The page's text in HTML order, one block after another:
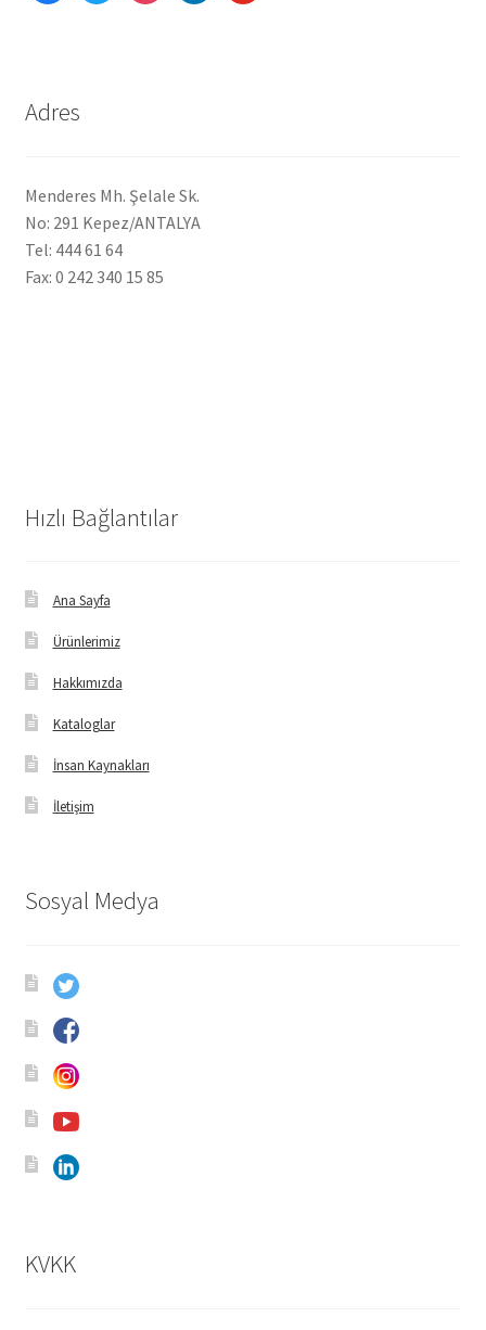
Adres
Menderes Mh. Şelale Sk.
No: 291 Kepez/ANTALYA
Tel: 444 61 64
Fax: 0 242 340 15 85
Hızlı Bağlantılar
Ana Sayfa
Ürünlerimiz
Hakkımızda
Kataloglar
İnsan Kaynakları
İletişim
Sosyal Medya
KVKK